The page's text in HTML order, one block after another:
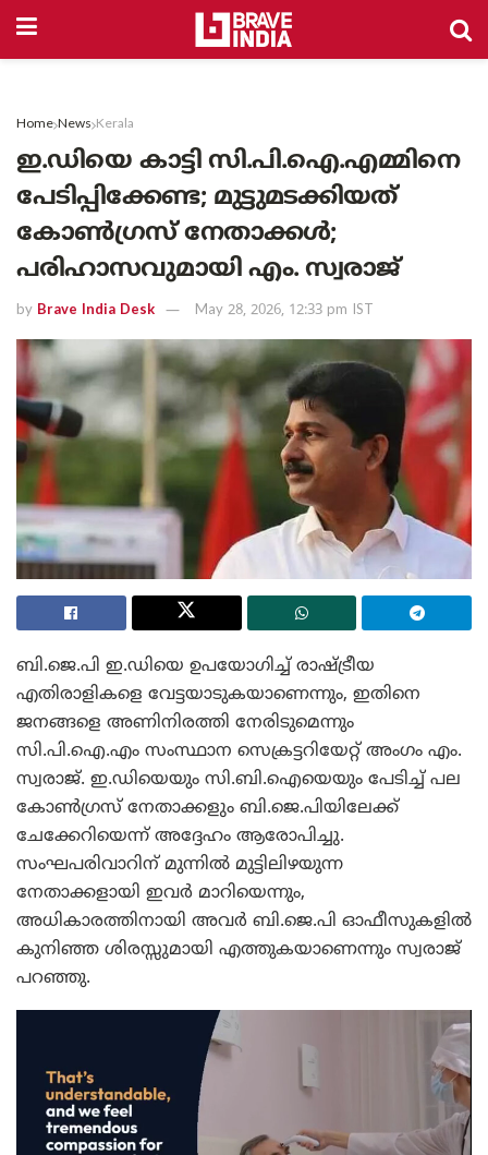
Home News Kerala
ഇ.ഡിയെ കാട്ടി സി.പി.ഐ.എമ്മിനെ
പേടിപ്പിക്കേണ്ട; മുട്ടുമടക്കിയത്
കോൺഗ്രസ് നേതാക്കൾ;
പരിഹാസവുമായി എം. സ്വരാജ്
by Brave India Desk May 28, 2026, 12:33 pm IST
ബി.ജെ.പി ഇ.ഡിയെ ഉപയോഗിച്ച് രാഷ്ട്രീയ
എതിരാളികളെ വേട്ടയാടുകയാണെന്നും, ഇതിനെ
ജനങ്ങളെ അണിനിരത്തി നേരിടുമെന്നും
സി.പി.ഐ.എം സംസ്ഥാന സെക്രട്ടറിയേറ്റ് അംഗം എം.
സ്വരാജ്. ഇ.ഡിയെയും സി.ബി.ഐയെയും പേടിച്ച് പല
കോൺഗ്രസ് നേതാക്കളും ബി.ജെ.പിയിലേക്ക്
ചേക്കേറിയെന്ന് അദ്ദേഹം ആരോപിച്ചു.
സംഘപരിവാറിന് മുന്നിൽ മുട്ടിലിഴയുന്ന
നേതാക്കളായി ഇവർ മാറിയെന്നും,
അധികാരത്തിനായി അവർ ബി.ജെ.പി ഓഫീസുകളിൽ
കുനിഞ്ഞ ശിരസ്സുമായി എത്തുകയാണെന്നും സ്വരാജ്
പറഞ്ഞു.